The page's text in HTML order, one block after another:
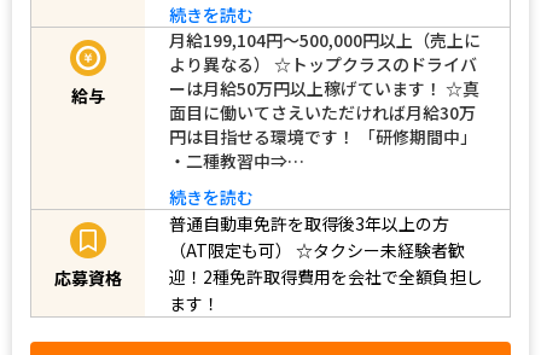
続きを読む
給与
月給199,104円〜500,000円以上（売上に
より異なる） ☆トップクラスのドライバ
ーは月給50万円以上稼げています！ ☆真
面目に働いてさえいただければ月給30万
円は目指せる環境です！ 「研修期間中」
・二種教習中⇒…
続きを読む
応募資格
普通自動車免許を取得後3年以上の方
（AT限定も可）
☆タクシー未経験者歓
迎！2種免許取得費用を会社で全額負担し
ます！